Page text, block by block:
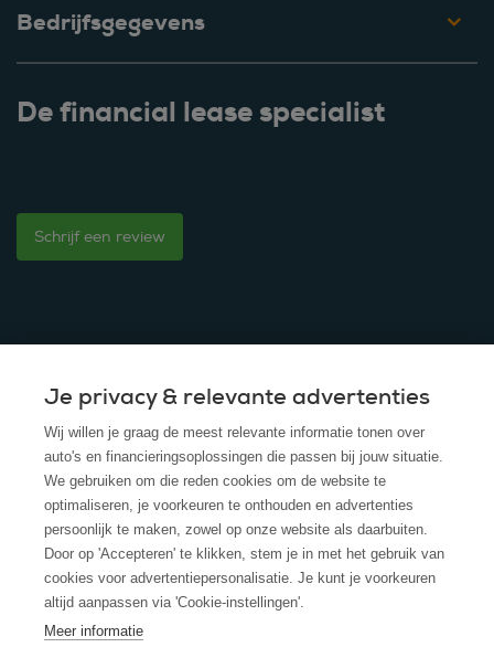
Bedrijfsgegevens
De financial lease specialist
Schrijf een review
© 2025 - ROS Krediet Service
Algemene Voorwaarden
Disclaimer
Privacy Policy
Cookies
Cookie policy
Je privacy & relevante advertenties
Wij willen je graag de meest relevante informatie tonen over
auto's en financieringsoplossingen die passen bij jouw situatie.
We gebruiken om die reden cookies om de website te
optimaliseren, je voorkeuren te onthouden en advertenties
persoonlijk te maken, zowel op onze website als daarbuiten.
Door op 'Accepteren' te klikken, stem je in met het gebruik van
cookies voor advertentiepersonalisatie. Je kunt je voorkeuren
altijd aanpassen via 'Cookie-instellingen'.
Meer informatie